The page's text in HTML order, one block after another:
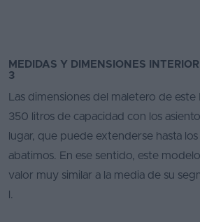
MEDIDAS Y DIMENSIONES
3
Las dimensiones del maletero de este
350 litros de capacidad con los
lugar, que puede extenderse hasta
abatimos. En ese sentido, este
valor muy similar a la media de su
l.